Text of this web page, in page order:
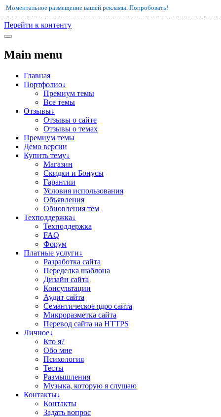
Перейти к контенту
Моментальное размещение вашей рекламы. Попробовать!
Main menu
Главная
Портфолио↓
Премиум темы
Все темы
Отзывы↓
Отзывы о сайте
Отзывы о темах
Премиум темы
Демо версии
Купить тему↓
Магазин
Скидки и Бонусы
Гарантии
Условия использования
Объявления
Обновления тем
Техподдержка↓
Техподдержка
FAQ
Форум
Платные услуги↓
Разработка сайта
Переделка шаблона
Дизайн сайта
Консультации
Аудит сайта
Семантическое ядро сайта
Микроразметка сайта
Перевод сайта на HTTPS
Личное↓
Кто я?
Обо мне
Психология
Тесты
Размышления
Музыка, которую я слушаю
Контакты↓
Контакты
Задать вопрос